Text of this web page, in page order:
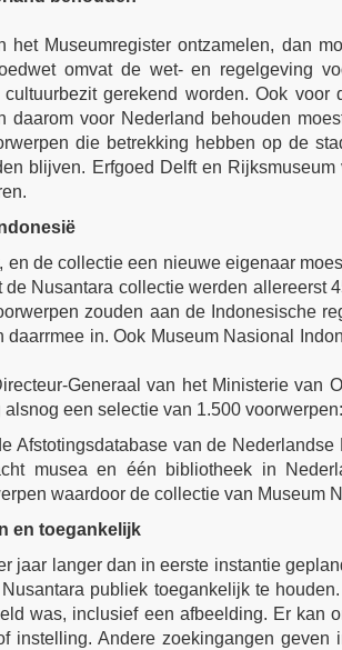
Museumregister ontzamelen, dan
omvat de wet- en regelgeving
gerekend worden. Ook
daarom voor Nederland behouden
die betrekking hebben op de
blijven. Erfgoed Delft en
en de collectie een nieuwe eigenaar
Nusantara collectie werden
zouden aan de Indonesische
in. Ook Museum Nasional
Generaal van het Ministerie
een selectie van 1.500
Afstotingsdatabase van de
musea en één bibliotheek in
waardoor de collectie van Museum
en toegankelijk
jaar langer dan in eerste instantie
publiek toegankelijk te
was, inclusief een afbeelding. Er kan
instelling. Andere zoekingangen